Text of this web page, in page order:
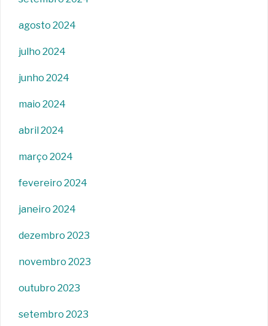
agosto 2024
julho 2024
junho 2024
maio 2024
abril 2024
março 2024
fevereiro 2024
janeiro 2024
dezembro 2023
novembro 2023
outubro 2023
setembro 2023